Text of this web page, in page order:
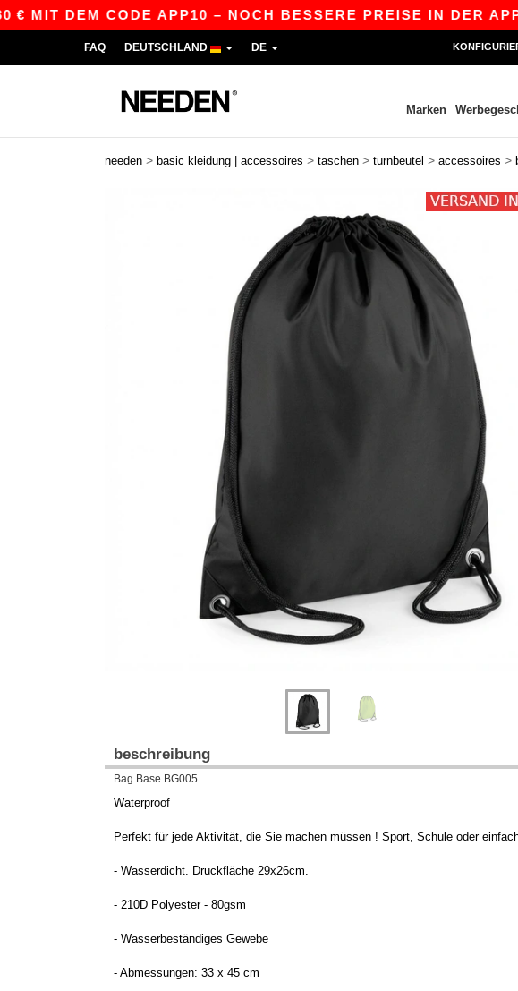
CODE APP10 – NOCH BESSERE PREISE IN DER APP!|
FAQ DEUTSCHLAND DE
Marken
needen > basic kleidung | accessoires > taschen > turnbeutel > accessoires >
beschreibung
Bag Base BG005
Waterproof
Perfekt für jede Aktivität, die Sie machen müssen ! Sport, Schule oder
- Wasserdicht. Druckfläche 29x26cm.
- 210D Polyester - 80gsm
- Wasserbeständiges Gewebe
- Abmessungen: 33 x 45 cm